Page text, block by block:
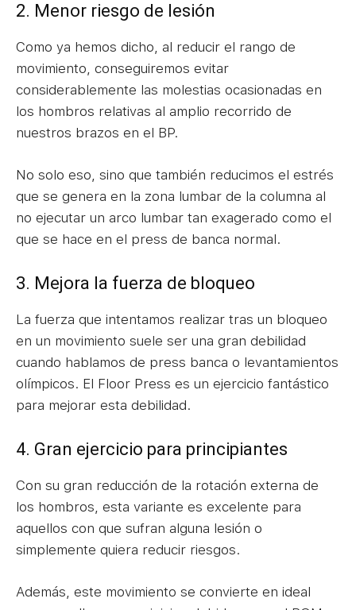
2. Menor riesgo de lesión
Como ya hemos dicho, al reducir el rango de
movimiento, conseguiremos evitar
considerablemente las molestias ocasionadas en
los hombros relativas al amplio recorrido de
nuestros brazos en el BP.
No solo eso, sino que también reducimos el estrés
que se genera en la zona lumbar de la columna al
no ejecutar un arco lumbar tan exagerado como el
que se hace en el press de banca normal.
3. Mejora la fuerza de bloqueo
La fuerza que intentamos realizar tras un bloqueo
en un movimiento suele ser una gran debilidad
cuando hablamos de press banca o levantamientos
olímpicos. El Floor Press es un ejercicio fantástico
para mejorar esta debilidad.
4. Gran ejercicio para principiantes
Con su gran reducción de la rotación externa de
los hombros, esta variante es excelente para
aquellos con que sufran alguna lesión o
simplemente quiera reducir riesgos.
Además, este movimiento se convierte en ideal